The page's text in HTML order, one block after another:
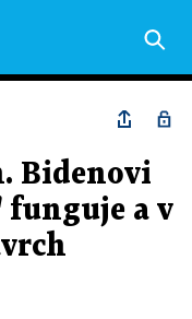
Bidenovi
funguje a v